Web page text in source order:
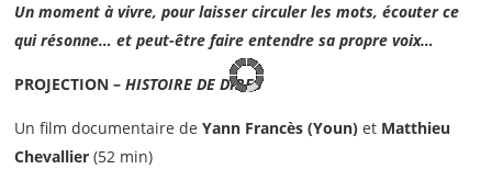
Un moment à vivre, pour laisser circuler les mots, écouter ce
qui résonne… et peut-être faire entendre sa propre voix…
PROJECTION –HISTOIRE DE DIRES
Un film documentaire deYann Francès (Youn) et Matthieu
Chevallier (52 min)